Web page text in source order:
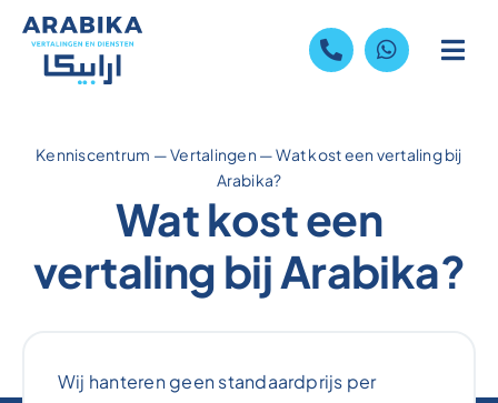
Skip
content
Kenniscentrum —Vertalingen —Wat kost een vertaling bij
Arabika?
Wat kost een
vertaling bij Arabika?
Wij hanteren geen standaardprijs per